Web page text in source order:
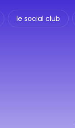
le social club